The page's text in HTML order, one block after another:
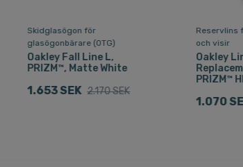
Skidglasögon för
glasögonbärare (OTG)
Oakley Fall Line L,
PRIZM™, Matte White
1.653 SEK 2.170 SEK
Reservlins
och visir
Oakley
PRIZM™
1.070